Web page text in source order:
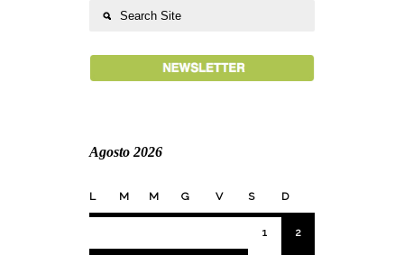
Agosto 2026
L M M G V S D
1 2